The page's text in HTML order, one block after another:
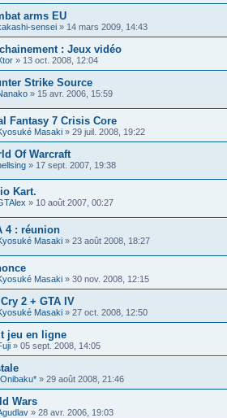
arms EU
sensei » 14 mars 2009, 14:43
: Jeux vidéo
» 13 oct. 2008, 12:04
Strike Source
» 15 avr. 2006, 15:59
Fantasy 7 Crisis Core
Masaki » 29 juil. 2008, 19:22
Of Warcraft
» 17 sept. 2007, 19:38
Kart.
» 10 août 2007, 00:27
4 : réunion
Masaki » 23 août 2008, 18:27
Masaki » 30 nov. 2008, 12:15
2 + GTA IV
Masaki » 27 oct. 2008, 12:50
jeu en ligne
» 05 sept. 2008, 14:05
» 29 août 2008, 21:46
Wars
» 28 avr. 2006, 19:03